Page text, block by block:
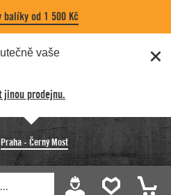
balíky od 1 500 Kč
vaše
jinou prodejnu.
Praha - Černý Most